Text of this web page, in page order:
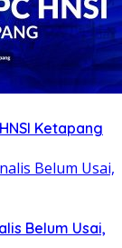
Ketapang
Belum Usai,